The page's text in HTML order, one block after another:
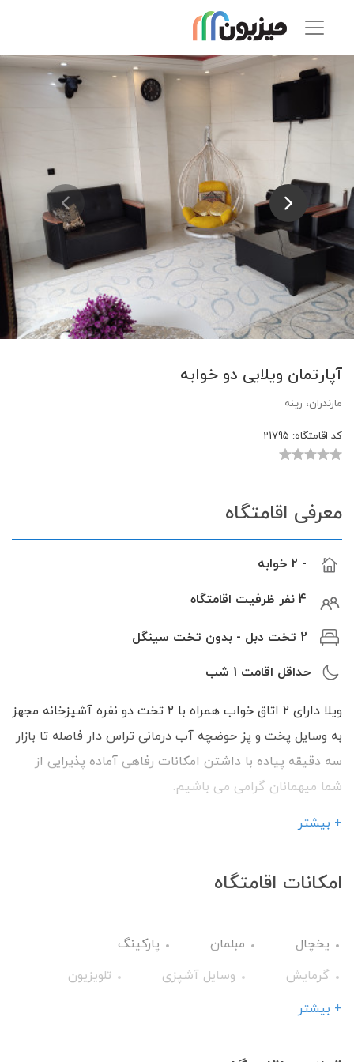
آپارتمان ویلایی دو خوابه
مازندران، رینه
کد اقامتگاه:
معرفی اقامتگاه
- 2 خوابه
4 نفر ظرفیت اقامتگاه
2 تخت دبل - بدون تخت سینگل
حداقل اقامت 1 شب
ویلا دارای 2 اتاق خواب همراه با 2 تخت دو نفره آشپزخانه مجهز
به وسایل پخت و پز حوضچه آب درمانی تراس دار فاصله تا بازار
سه دقیقه پیاده با داشتن امکانات رفاهی آماده پذیرایی از
شما میهمانان گرامی می باشیم.
+ بیشتر
امکانات اقامتگاه
یخچال مبلمان
پارکینگ
گرمایش
وسایل آشپزی
تلویزیون
تراس
+ بیشتر